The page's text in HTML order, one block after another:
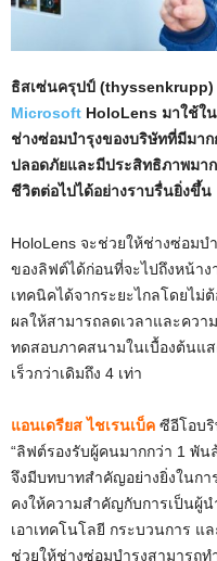
ธิสเซ่นครุปป์ (thyssenkrupp)
Microsoft HoloLens มาใช้ใ
ช่างซ่อมบำรุงของบริษัทที่มีมา
ปลอดภัยและมีประสิทธิภาพมา
ชีวิตต่อไปได้อย่างราบรื่นยิ่งขึ้น
HoloLens จะช่วยให้ช่างซ่อม
ของลิฟต์ได้ก่อนที่จะไปถึงหน้าง
เทคนิคได้จากระยะไกลโดยไม่
ผลให้สามารถลดเวลาและควา
ทดสอบภาคสนามในเบื้องต้นแ
เร็วกว่าเดิมถึง 4 เท่า
แอนเดรียส ไชเรนเบ็ค ซีอีโอบริ
“ลิฟต์รองรับผู้คนมากกว่า 1 พั
จึงมีบทบาทสำคัญอย่างยิ่งในกา
คงให้ความสำคัญกับการเป็นผู้
เอาเทคโนโลยี กระบวนการ แ
ช่วยให้ช่างซ่อมบำรุงสามารถ